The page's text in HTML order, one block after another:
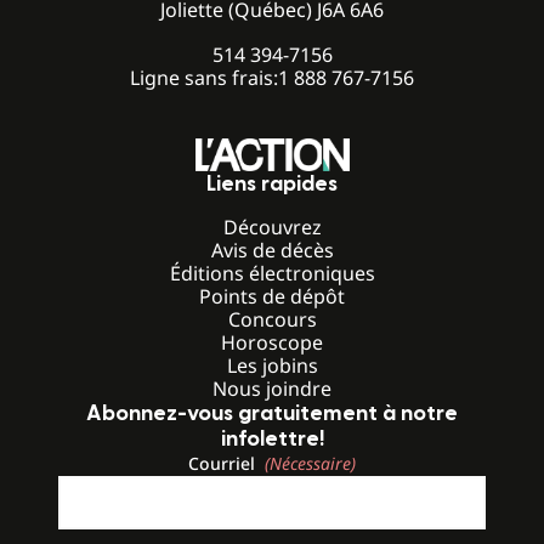
Joliette (Québec) J6A 6A6
514 394-7156
Ligne sans frais:1 888 767-7156
Liens rapides
Découvrez
Avis de décès
Éditions électroniques
Points de dépôt
Concours
Horoscope
Les jobins
Nous joindre
Abonnez-vous gratuitement à notre
infolettre!
Courriel (Nécessaire)